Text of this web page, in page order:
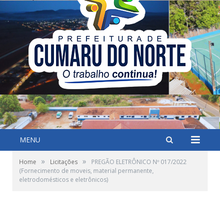
MENU
Home » Licitações »
PREGÃO ELETRÔNICO Nº 017/2022
(Fornecimento de moveis, material permanente,
eletrodomésticos e eletrônicos)